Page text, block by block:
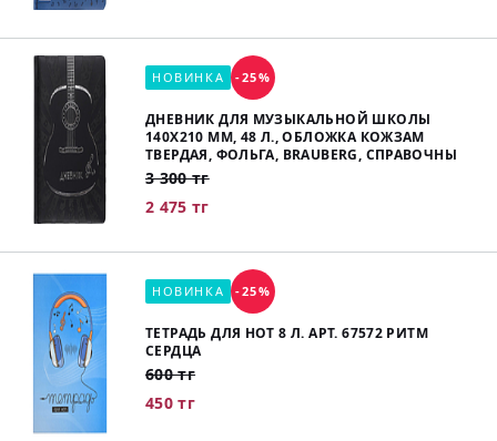
НОВИНКА -25%
ДНЕВНИК ДЛЯ МУЗЫКАЛЬНОЙ ШКОЛЫ
140Х210 ММ, 48 Л., ОБЛОЖКА КОЖЗАМ
ТВЕРДАЯ, ФОЛЬГА, BRAUBERG, СПРАВОЧНЫ
3 300 тг
2 475 тг
НОВИНКА -25%
ТЕТРАДЬ ДЛЯ НОТ 8 Л. АРТ. 67572 РИТМ
СЕРДЦА
600 тг
450 тг